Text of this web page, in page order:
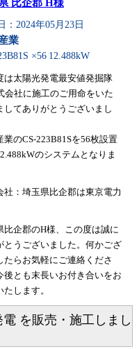
比企郡 H様
：2024年05月23日
業
×56 12.488kW
は太陽光発電最安値発掘隊
会社に施工のご用命をいた
してありがとうございまし
業のCS-223B81Sを56枚設置
のシステムとなりま
社：埼玉県比企郡は東京電力
比企郡のH様、この度は誠に
とうございました。何かござ
たらお気軽にご連絡くださ
後とも末長いお付き合いをお
たします。
を販売・施工しまし